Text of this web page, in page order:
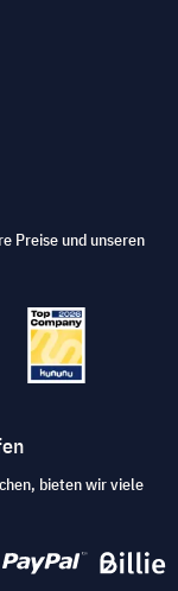
Preise und unseren
bieten wir viele